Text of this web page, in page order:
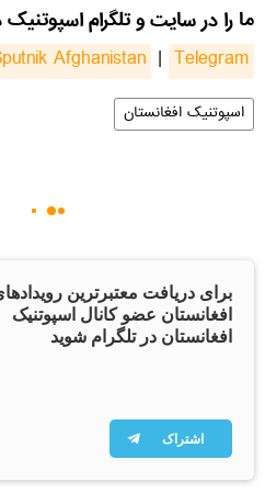
ما را در سایت و تلگرام اسپوتنیک
Afghanistan | Telegram
اسپوتنیک افغانستان
برای دریافت معتبرترین
افغانستان عضو کانال اسپوتنیک
افغانستان در تلگرام شوید
اشتراک